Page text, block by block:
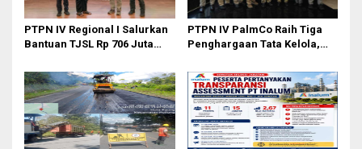
PTPN IV Regional I Salurkan
Bantuan TJSL Rp 706 Juta
Berkelanjutan
PTPN IV PalmCo Raih Tiga
Penghargaan Tata Kelola,
dan Efisiensi